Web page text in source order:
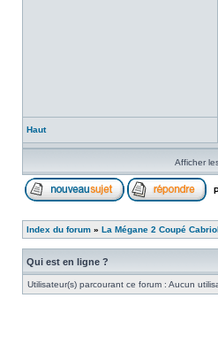
Haut
Afficher
Index du forum » La Mégane 2 Coupé
Qui est en ligne ?
Utilisateur(s) parcourant ce forum : Aucun